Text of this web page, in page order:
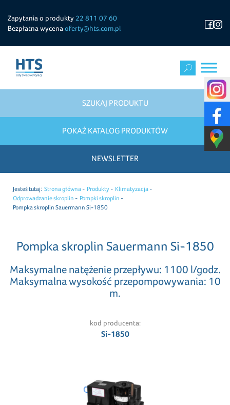
Zapytania o produkty 22 811 07 60
Bezpłatna wycena oferty@hts.com.pl
SZUKAJ PRODUKTU
POKAŻ KATALOG PRODUKTÓW
NEWSLETTER
Jesteś tutaj: Strona główna Produkty
Klimatyzacja
Odprowadzanie skroplin
Pompki skroplin
Pompka skroplin Sauermann Si-1850
Pompka skroplin Sauermann Si-1850
Maksymalne natężenie przepływu: 1100 l/godz.
Maksymalna wysokość przepompowywania: 10
m.
kod producenta:
Si-1850